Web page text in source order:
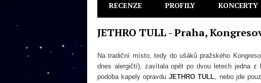
RECENZE PROFILY KONCERTY
JETHRO TULL - Praha,
Na tradiční místo, tedy do ušáků pražského
dnes alergičtí), zavítala opět po dvou letech jedna z
podoba kapely opravduJETHRO TULL, nebo jde